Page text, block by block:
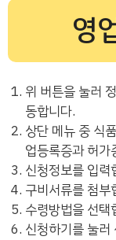
영
위 버튼을 눌러
동합니다.
상단 메뉴 중 식
업등록증과 허가
신청정보를 입력
구비서류를 첨
수령방법을 선택
신청하기를 눌러